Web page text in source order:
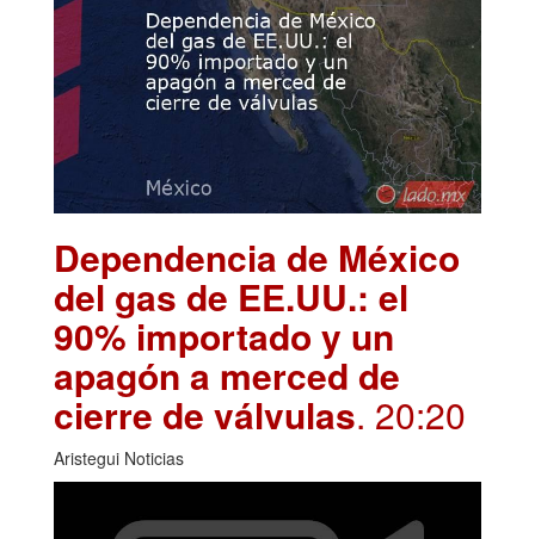
Dependencia de México
del gas de EE.UU.: el
90% importado y un
apagón a merced de
cierre de válvulas. 20:20
Aristegui Noticias